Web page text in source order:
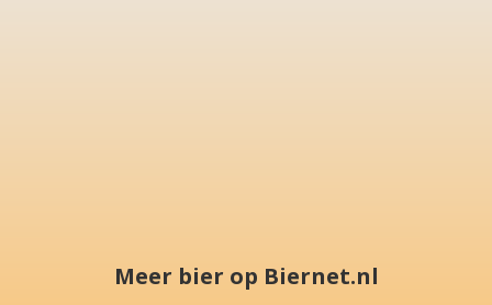
Meer bier op Biernet.nl